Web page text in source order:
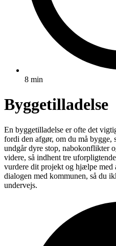
8 min
Byggetilladelse
En byggetilladelse er ofte det
fordi den afgør, om du må bygge,
undgår dyre stop, nabokonflikter
videre, så indhent tre
vurdere dit projekt og hjælpe med
dialogen med kommunen, så du
undervejs.